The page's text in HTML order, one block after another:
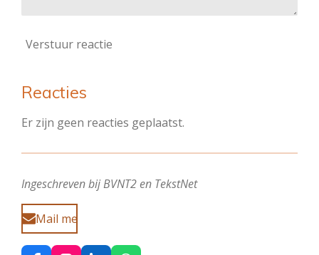
Verstuur reactie
Reacties
Er zijn geen reacties geplaatst.
Ingeschreven bij BVNT2 en TekstNet
Mail me